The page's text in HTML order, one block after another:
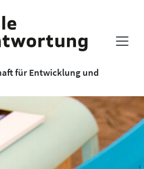
für Entwicklung und